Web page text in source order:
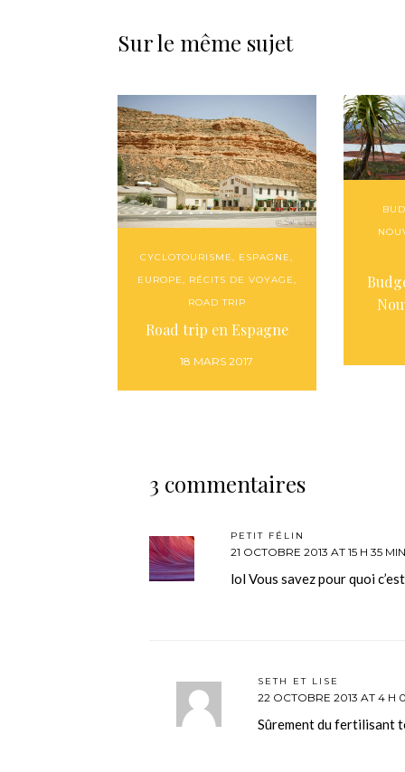
Sur le même sujet
CYCLOTOURISME, ESPAGNE,
EUROPE, RÉCITS DE VOYAGE,
ROAD TRIP
Road trip en Espagne
18 MARS 2017
3 commentaires
PETIT FÉLIN
21 OCTOBRE 2013 AT 15 H 35 MIN
lol Vous savez pour quoi
SETH ET LISE
22 OCTOBRE 2013 AT 4 H
Sûrement du fertilisant